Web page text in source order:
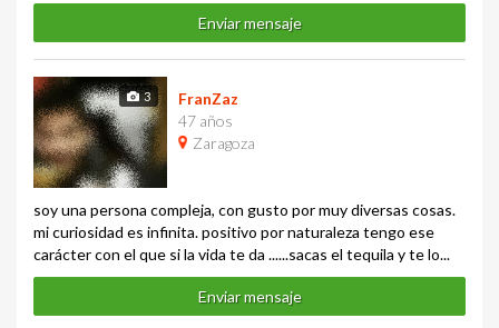
Enviar mensaje
3
FranZaz
47 años
Zaragoza
soy una persona compleja, con gusto por muy diversas cosas.
mi curiosidad es infinita. positivo por naturaleza tengo ese
carácter con el que si la vida te da ......sacas el tequila y te lo...
Enviar mensaje